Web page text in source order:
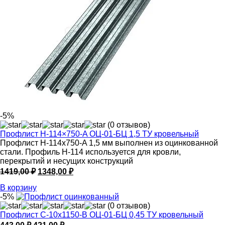
-5%
(0 отзывов)
Профлист Н-114×750-A ОЦ-01-БЦ 1,5 ТУ кровельный
Профлист Н-114x750-A 1,5 мм выполнен из оцинкованной
стали. Профиль Н-114 используется для кровли,
перекрытий и несущих конструкций
1419,00₽ Первоначальная
1419,00 ₽.
1348,00 ₽Текущая
В корзину
-5%
(0 отзывов)
Профлист С-10х1150-B ОЦ-01-БЦ 0,45 ТУ кровельный